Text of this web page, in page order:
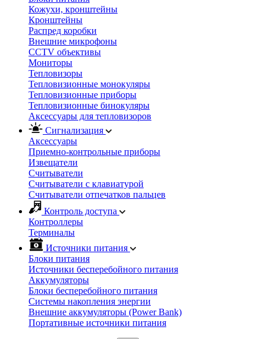
Кожухи, кронштейны
Кронштейны
Распред коробки
Внешние микрофоны
CCTV объективы
Мониторы
Тепловизоры
Тепловизионные монокуляры
Тепловизионные приборы
Тепловизионные бинокуляры
Аксессуары для тепловизоров
Сигнализация
Аксессуары
Приемно-контрольные приборы
Извещатели
Считыватели
Cчитыватели с клавиатурой
Cчитыватели отпечатков пальцев
Контроль доступа
Контроллеры
Терминалы
Источники питания
Блоки питания
Источники бесперебойного питания
Аккумуляторы
Блоки бесперебойного питания
Системы накопления энергии
Внешние аккумуляторы (Power Bank)
Портативные источники питания